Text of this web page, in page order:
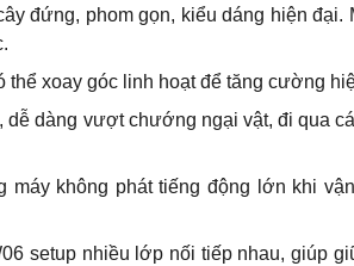
đứng, phom gọn, kiểu dáng hiện đại.
xoay góc linh hoạt để tăng cường
dàng vượt chướng ngại vật, đi qua
không phát tiếng động lớn khi
setup nhiều lớp nối tiếp nhau, giúp